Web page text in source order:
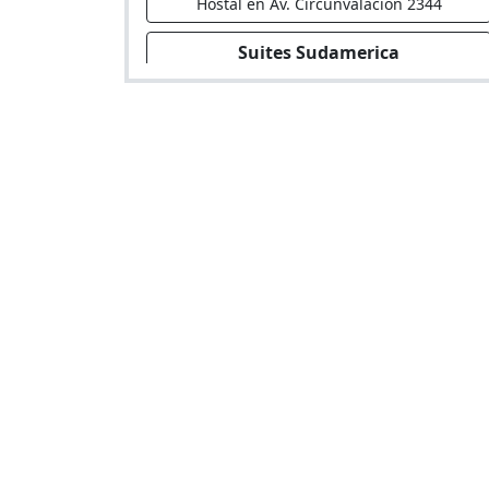
Suites Sudamerica
Hotel en Av. San Luis 1081-1083 Urb. La